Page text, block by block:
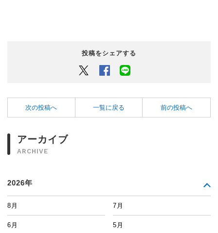
投稿をシェアする
Twitter Facebook
次の投稿へ 一覧に戻る 前の投稿へ
アーカイブ
ARCHIVE
2026年
8月 7月
6月 5月